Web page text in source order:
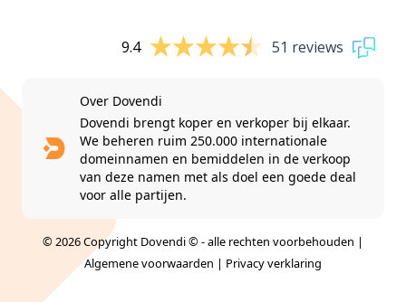
9.4 51 reviews
Over Dovendi
Dovendi brengt koper en verkoper bij elkaar.
We beheren ruim 250.000 internationale
domeinnamen en bemiddelen in de verkoop
van deze namen met als doel een goede deal
voor alle partijen.
© 2026 Copyright Dovendi © - alle rechten voorbehouden |
Algemene voorwaarden | Privacy verklaring